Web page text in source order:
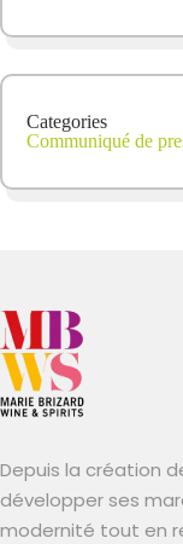
Categories
Communiqué de
Depuis la création
développer ses
modernité tout en